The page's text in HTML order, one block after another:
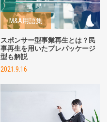
M&A用語集
スポンサー型事業再生とは？民
事再生を用いたプレパッケージ
型も解説
2021.9.16